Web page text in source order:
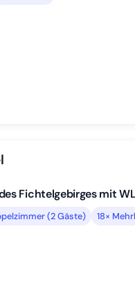
Fichtelgebirges mit
(2 Gäste)
18×